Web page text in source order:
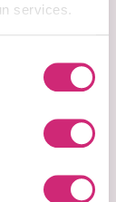
services.